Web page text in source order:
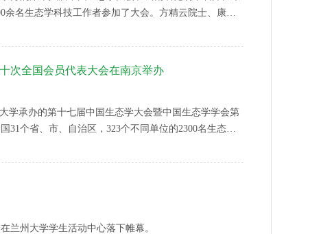
余名生态学科技工作者参加了大会。方精云院士、康乐
相关单位的领导出席了开幕式。此次大会恰逢学会成立
录片”。
次全国会员代表大会在南京举办
学承办的第十七届中国生态学大会暨中国生态学学会第
31个省、市、自治区，323个不同单位的2300名生态学
位江苏省生态学会名誉理事长薛建辉教授，大会主办单
领导出席了开幕式。
兰州大学学生活动中心落下帷幕。